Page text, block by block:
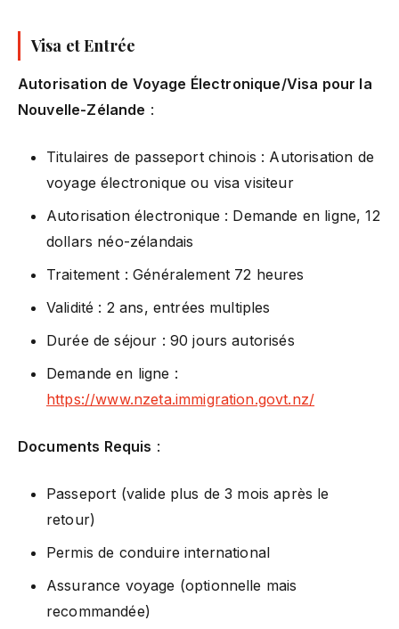
Visa et Entrée
Autorisation de Voyage Électronique/Visa pour la
Nouvelle-Zélande :
Titulaires de passeport chinois : Autorisation de
voyage électronique ou visa visiteur
Autorisation électronique : Demande en ligne, 12
dollars néo-zélandais
Traitement : Généralement 72 heures
Validité : 2 ans, entrées multiples
Durée de séjour : 90 jours autorisés
Demande en ligne :
https://www.nzeta.immigration.govt.nz/
Documents Requis :
Passeport (valide plus de 3 mois après le
retour)
Permis de conduire international
Assurance voyage (optionnelle mais
recommandée)